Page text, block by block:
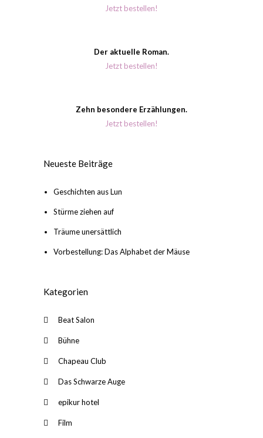
Jetzt bestellen!
Der aktuelle Roman.
Jetzt bestellen!
Zehn besondere Erzählungen.
Jetzt bestellen!
Neueste Beiträge
Geschichten aus Lun
Stürme ziehen auf
Träume unersättlich
Vorbestellung: Das Alphabet der Mäuse
Kategorien
Beat Salon
Bühne
Chapeau Club
Das Schwarze Auge
epikur hotel
Film